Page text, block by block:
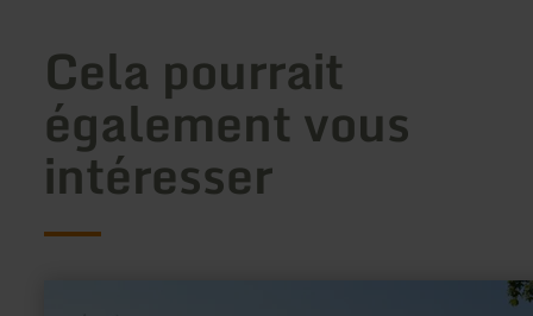
Cela pourrait
également vous
intéresser